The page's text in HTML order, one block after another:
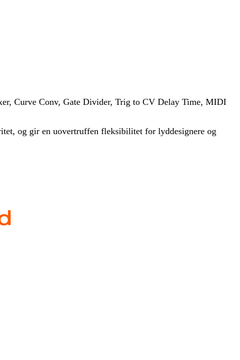
Curve Conv, Gate Divider, Trig to CV Delay Time, MIDI
og gir en uovertruffen fleksibilitet for lyddesignere og